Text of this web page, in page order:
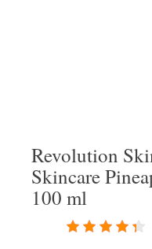
Revolution
Skincare
100 ml